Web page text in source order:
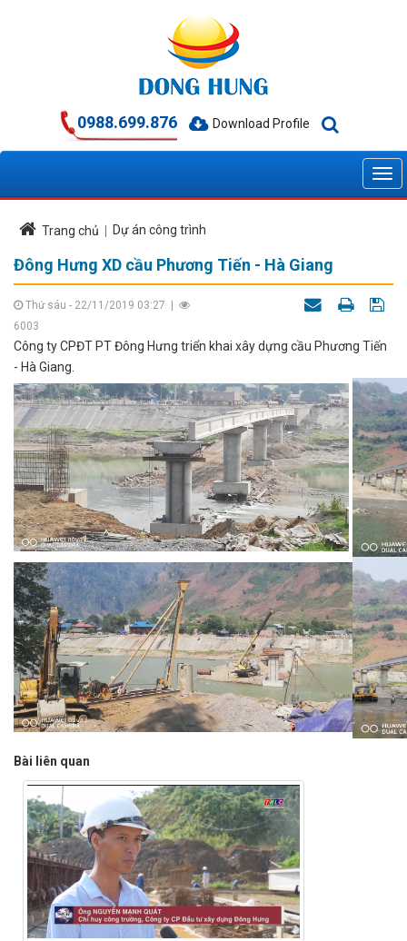
0988.699.876 Download Profile
Trang chủ Dự án công trình
Đông Hưng XD cầu Phương Tiến - Hà Giang
Thứ sáu - 22/11/2019 03:27
6003
Công ty CPĐT PT Đông Hưng triển khai xây dựng cầu Phương Tiến
- Hà Giang.
Bài liên quan